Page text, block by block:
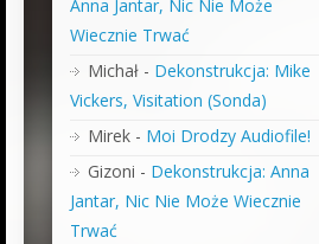
Anna Jantar, Nic Nie Może
Wiecznie Trwać
Michał- Dekonstrukcja: Mike
Vickers, Visitation (Sonda)
Mirek- Moi Drodzy Audiofile!
Gizoni - Dekonstrukcja: Anna
Jantar, Nic Nie Może Wiecznie
Trwać